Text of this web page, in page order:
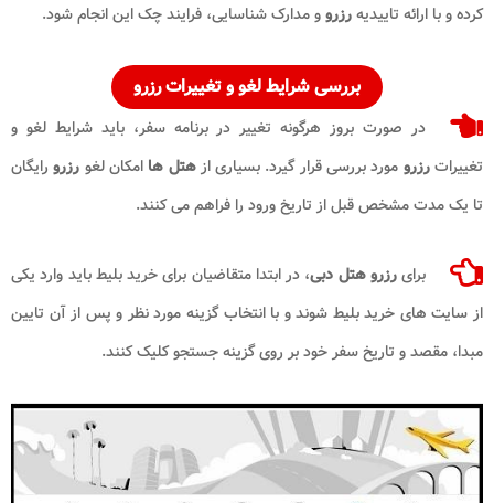
کرده و با ارائه تاییدیهرزروو مدارک شناسایی، فرایند چک این انجام شود.
بررسی شرایط لغو و تغییرات رزرو
در صورت بروز هرگونه تغییر در برنامه سفر، باید شرایط لغو و
تغییراترزرو مورد بررسی قرار گیرد. بسیاری ازهتل ها امکان لغو رزرو رایگان
تا یک مدت مشخص قبل از تاریخ ورود را فراهم می کنند.
برایرزرو هتل دبی، در ابتدا متقاضیان برای خرید بلیط باید وارد یکی
از سایت های خرید بلیط شوند و با انتخاب گزینه مورد نظر و پس از آن تایین
مبدا، مقصد و تاریخ سفر خود بر روی گزینه جستجو کلیک کنند.